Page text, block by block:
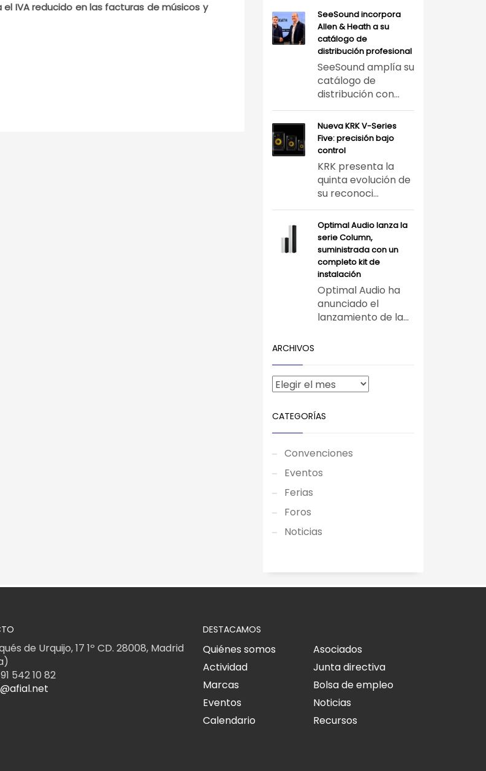
IVA reducido en las facturas de músicos y
SeeSound incorpora
Allen & Heath a su
catálogo de
distribución profesional
SeeSound amplía su
catálogo de
distribución con...
Nueva KRK V-Series
Five: precisión bajo
control
KRK presenta la
quinta evolución de
su reconoci...
Optimal Audio lanza la
serie Column,
suministrada con un
completo kit de
instalación
Optimal Audio ha
anunciado el
lanzamiento de la...
ARCHIVOS
CATEGORÍAS
Convenciones
Eventos
Ferias
Foros
Noticias
de Urquijo, 17 1º CD. 28008, Madrid
542 10 82
DESTACAMOS
Quiénes somos
Asociados
Actividad
Junta directiva
Marcas
Bolsa de empleo
Eventos
Noticias
Calendario
Recursos